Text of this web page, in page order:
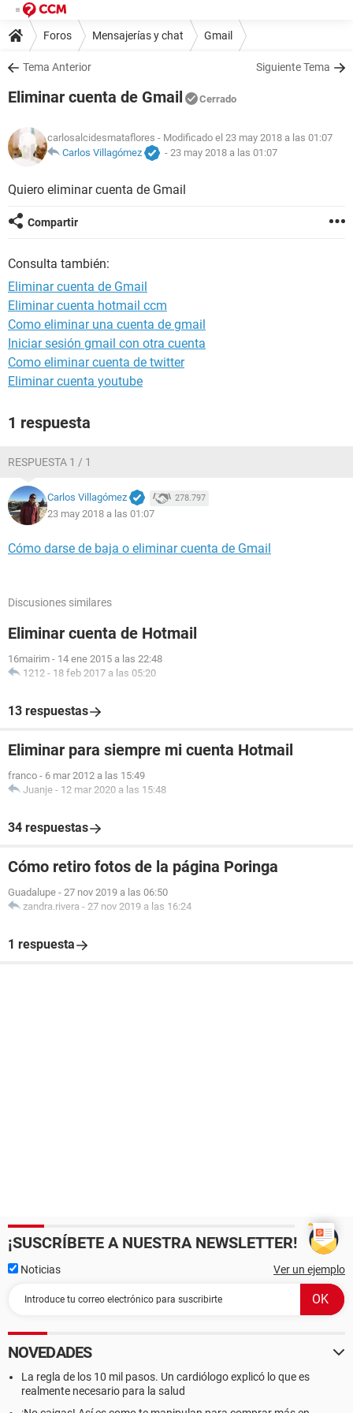
Foros Mensajerías y chat Gmail
Tema Anterior Siguiente Tema
Eliminar cuenta de Gmail Cerrado
carlosalcidesmataflores - Modificado el 23 may 2018 a las 01:07
Carlos Villagómez
- 23 may 2018 a las 01:07
Quiero eliminar cuenta de Gmail
Compartir
Consulta también:
Eliminar cuenta de Gmail
Eliminar cuenta hotmail ccm
Como eliminar una cuenta de gmail
Iniciar sesión gmail con otra cuenta
Como eliminar cuenta de twitter
Eliminar cuenta youtube
1 respuesta
RESPUESTA 1 / 1
Carlos Villagómez 278.797
23 may 2018 a las 01:07
Cómo darse de baja o eliminar cuenta de Gmail
Discusiones similares
Eliminar cuenta de Hotmail
16mairim - 14 ene 2015 a las 22:48
1212 - 18 feb 2017 a las 05:20
13 respuestas
Eliminar para siempre mi cuenta Hotmail
franco - 6 mar 2012 a las 15:49
Juanje - 12 mar 2020 a las 15:48
34 respuestas
Cómo retiro fotos de la página Poringa
Guadalupe - 27 nov 2019 a las 06:50
zandra.rivera - 27 nov 2019 a las 16:24
1 respuesta
¡SUSCRÍBETE A NUESTRA NEWSLETTER!
Noticias Ver un ejemplo
NOVEDADES
La regla de los 10 mil pasos. Un cardiólogo explicó lo que es
realmente necesario para la salud